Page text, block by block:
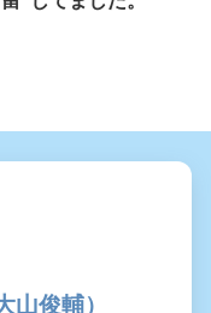
俊輔）